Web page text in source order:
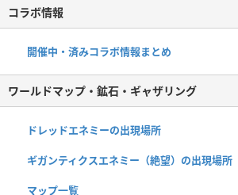
コラボ情報
開催中・済みコラボ情報まとめ
ワールドマップ・鉱石・ギャザリング
ドレッドエネミーの出現場所
ギガンティクスエネミー（絶望）の出現場所
マップ一覧